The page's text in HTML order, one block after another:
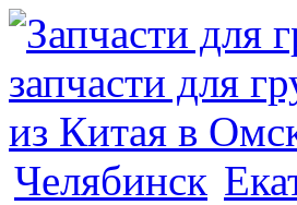
Челябинск